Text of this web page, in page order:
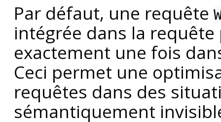
Par défaut, une requête
intégrée dans la
exactement une fois
Ceci permet une
requêtes dans des
sémantiquement